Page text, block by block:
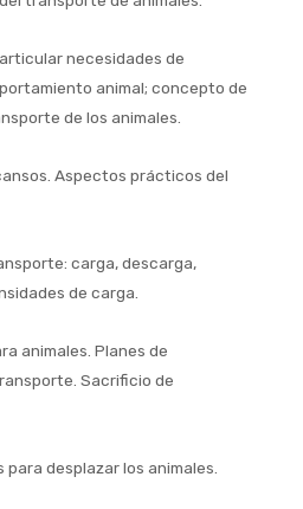
necesidades de
animal; concepto de
de los animales.
Aspectos prácticos del
carga, descarga,
de carga.
animales. Planes de
Sacrificio de
desplazar los animales.